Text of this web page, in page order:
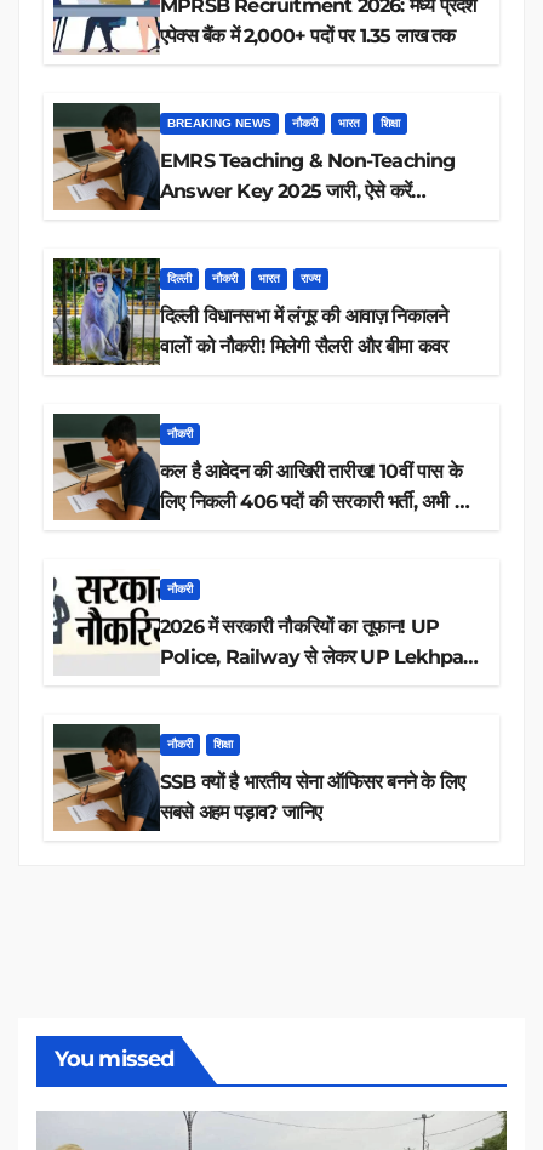
MPRSB Recruitment 2026: मध्य प्रदेश
एपेक्स बैंक में 2,000+ पदों पर 1.35 लाख तक
BREAKING NEWS नौकरी भारत शिक्षा
EMRS Teaching & Non-Teaching
Answer Key 2025 जारी, ऐसे करें
दिल्ली नौकरी भारत राज्य
दिल्ली विधानसभा में लंगूर की आवाज़ निकालने
वालों को नौकरी! मिलेगी सैलरी और बीमा कवर
नौकरी
कल है आवेदन की आखिरी तारीख! 10वीं पास के
लिए निकली 406 पदों की सरकारी भर्ती, अभी करें
नौकरी
2026 में सरकारी नौकरियों का तूफान! UP
Police, Railway से लेकर UP Lekhpal
नौकरी शिक्षा
SSB क्यों है भारतीय सेना ऑफिसर बनने के लिए
सबसे अहम पड़ाव? जानिए
You missed